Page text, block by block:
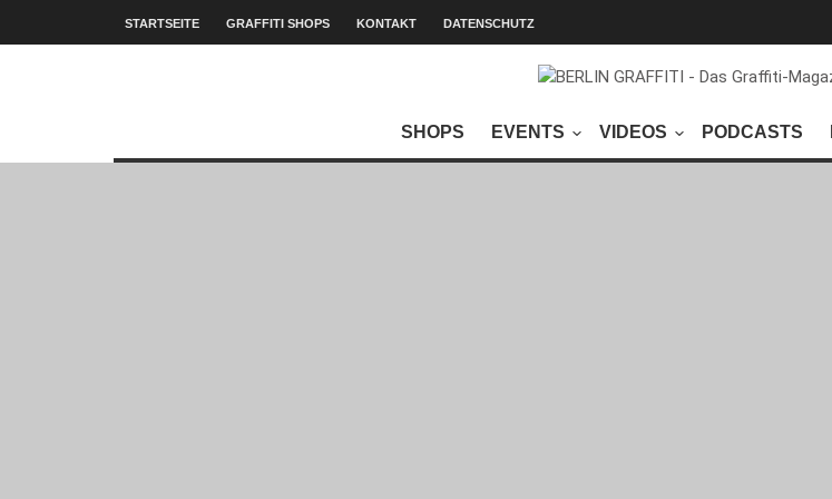
STARTSEITE GRAFFITI SHOPS KONTAKT DATENSCHUTZ
SHOPS EVENTS VIDEOS PODCASTS